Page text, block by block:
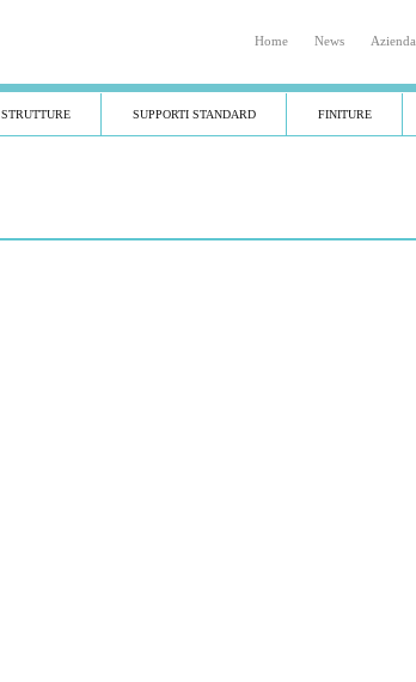
Home News Azienda
STRUTTURE SUPPORTI STANDARD FINITURE